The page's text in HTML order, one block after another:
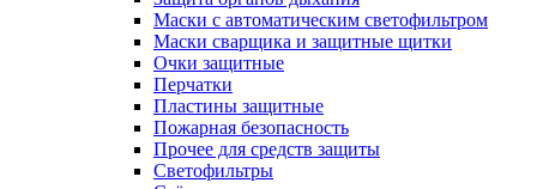
Маски с автоматическим светофильтром
Маски сварщика и защитные щитки
Очки защитные
Перчатки
Пластины защитные
Пожарная безопасность
Прочее для средств защиты
Светофильтры